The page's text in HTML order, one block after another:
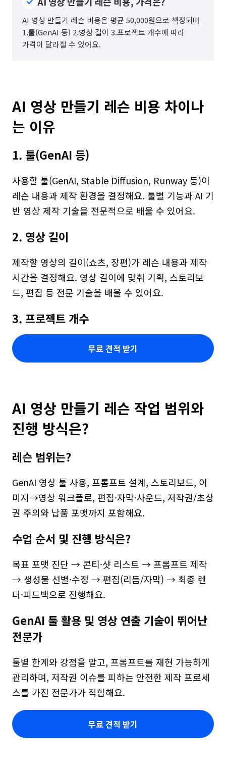
AI 영상 만들기 레슨 비용은 평균 50,000원으로 책정되며
1.툴(GenAI 등) 2.영상 길이 3.프로젝트 개수에 따라
가격이 달라질 수 있어요.
AI 영상 만들기 레슨 비용 차이나
는 이유
1. 툴(GenAI 등)
사용할 툴(GenAI, Stable Diffusion, Runway 등)이
레슨 내용과 제작 환경을 결정해요. 툴별 기능과 AI 기
반 영상 제작 기술을 전문적으로 배울 수 있어요.
2. 영상 길이
제작할 영상의 길이(쇼츠, 장편)가 레슨 내용과 제작
시간을 결정해요. 영상 길이에 맞춰 기획, 스토리보
드, 편집 등 전문 기술을 배울 수 있어요.
3. 프로젝트 개수
무료 견적 받기
AI 영상 만들기 레슨 작업 범위와
진행 방식은?
레슨 범위는?
GenAI 영상 툴 사용, 프롬프트 설계, 스토리보드, 이
미지→영상 워크플로, 편집·자막·사운드, 저작권/초상
권 주의와 납품 포맷까지 포함해요.
수업 순서 및 진행 방식은?
목표 포맷 진단 → 콘티·샷 리스트 → 프롬프트 제작
→ 생성물 선별·수정 → 편집(리듬/자막) → 최종 렌
더·피드백으로 진행해요.
GenAI 툴 활용 및 영상 연출 기술이 뛰어난
전문가
툴별 한계와 강점을 알고, 프롬프트를 재현 가능하게
관리하며, 저작권 이슈를 피하는 안전한 제작 프로세
스를 가진 전문가가 적합해요.
무료 견적 받기